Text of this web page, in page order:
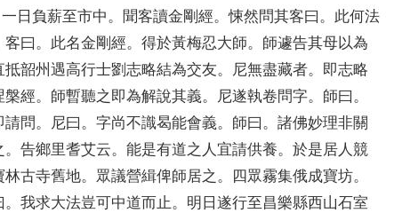
一日負薪至市中。 聞客讀金剛經。悚然問其客曰 。 此何法
客曰 。 此名金剛經。 得於黃梅忍大師。 師遽告其母以為
抵韶州遇高行士劉志略結為交友。 尼無盡藏者。 即志略
槃經。 師暫聽之即為解說其義。 尼遂執卷問字。 師曰 。
請問。 尼曰 。 字尚不識曷能會義。 師曰 。 諸佛妙理非關
。 告鄉里耆艾云。 能是有道之 人宜請供養。 於是居人競
林古寺舊地。 眾議營緝俾師居之。 四眾霧集俄成寶坊。
。 我求大法豈可中道而止。 明日遂行至昌樂縣西山石室